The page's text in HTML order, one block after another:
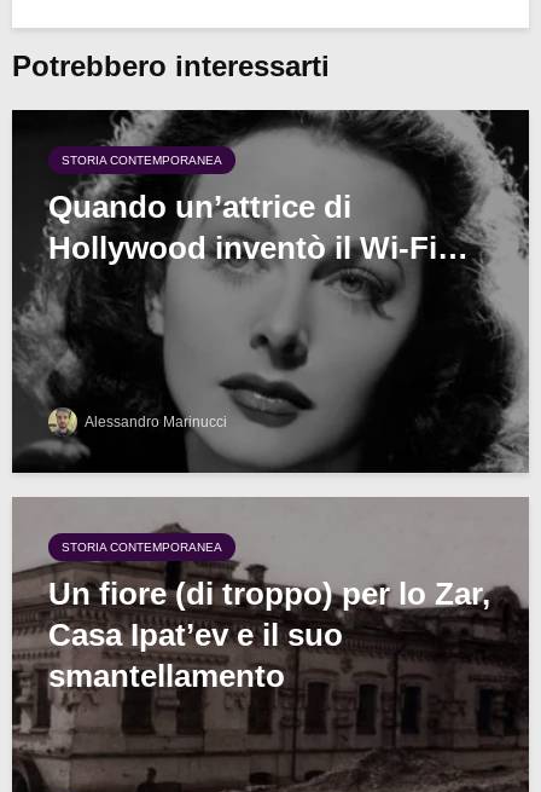
Potrebbero interessarti
STORIA CONTEMPORANEA
Quando un’attrice di
Hollywood inventò il Wi-Fi…
Alessandro Marinucci
STORIA CONTEMPORANEA
Un fiore (di troppo) per lo Zar,
Casa Ipat’ev e il suo
smantellamento